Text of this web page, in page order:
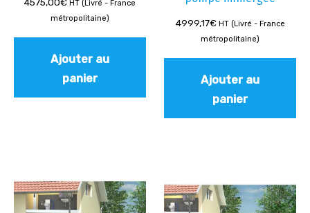
HT (Livré - France
métropolitaine)
Ajouter au
panier
4999,17€ HT (Livré - France
métropolitaine)
Ajouter au
panier